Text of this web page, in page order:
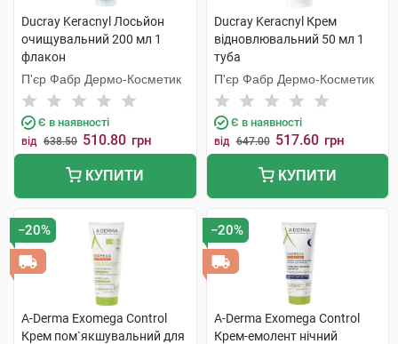
Ducray Keracnyl Лосьйон
очищувальний 200 мл 1
флакон
П'єр Фабр Дермо-Косметик
Є в наявності
від 638.50 510.80 грн
КУПИТИ
Ducray Keracnyl Крем
відновлювальний 50 мл 1
туба
П'єр Фабр Дермо-Косметик
Є в наявності
від 647.00 517.60 грн
КУПИТИ
−20%
A-Derma Exomega Control
Крем пом`якшувальний для
−20%
A-Derma Exomega Control
Крем-емолент нічний